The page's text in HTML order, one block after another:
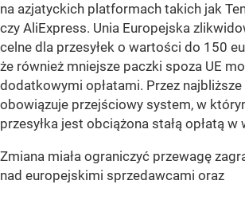
na azjatyckich platformach takich jak
czy AliExpress. Unia Europejska
celne dla przesyłek o wartości do 150
że również mniejsze paczki spoza UE
dodatkowymi opłatami. Przez
obowiązuje przejściowy system, w
przesyłka jest obciążona stałą opłatą
Zmiana miała ograniczyć przewagę
nad europejskimi sprzedawcami oraz